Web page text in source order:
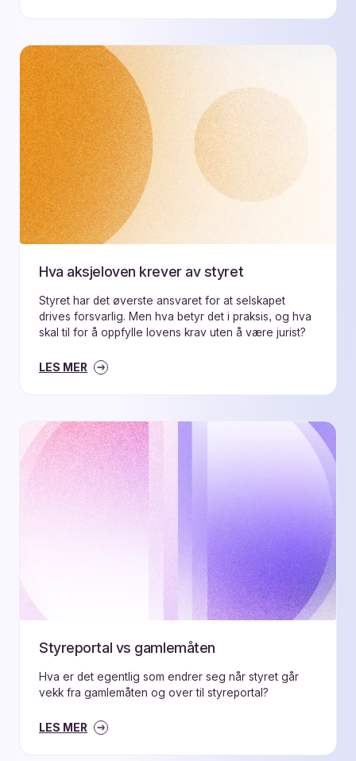
Hva aksjeloven krever av styret
Styret har det øverste ansvaret for at selskapet
drives forsvarlig. Men hva betyr det i praksis, og hva
skal til for å oppfylle lovens krav uten å være jurist?
LES MER
Styreportal vs gamlemåten
Hva er det egentlig som endrer seg når styret går
vekk fra gamlemåten og over til styreportal?
LES MER